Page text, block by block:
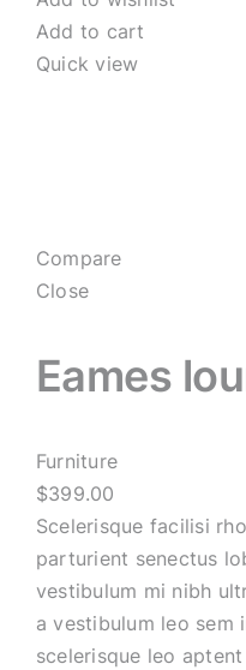
Add to cart
Quick view
Compare
Close
Eames
Furniture
$399.00
Scelerisque facilisi
parturient senectus
vestibulum mi nibh
a vestibulum leo sem
scelerisque leo